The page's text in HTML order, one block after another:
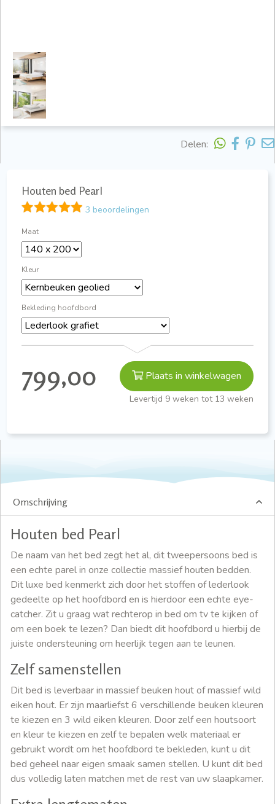
Delen:
Houten bed Pearl
3 beoordelingen
Maat
Kleur
Bekleding hoofdbord
799,00 Plaats in winkelwagen
Levertijd 9 weken tot 13 weken
Omschrijving
Houten bed Pearl
De naam van het bed zegt het al, dit tweepersoons bed is
een echte parel in onze collectie massief houten bedden.
Dit luxe bed kenmerkt zich door het stoffen of lederlook
gedeelte op het hoofdbord en is hierdoor een echte eye-
catcher. Zit u graag wat rechterop in bed om tv te kijken of
om een boek te lezen? Dan biedt dit hoofdbord u hierbij de
juiste ondersteuning om heerlijk tegen aan te leunen.
Zelf samenstellen
Dit bed is leverbaar in massief beuken hout of massief wild
eiken hout. Er zijn maarliefst 6 verschillende beuken kleuren
te kiezen en 3 wild eiken kleuren. Door zelf een houtsoort
en kleur te kiezen en zelf te bepalen welk materiaal er
gebruikt wordt om het hoofdbord te bekleden, kunt u dit
bed geheel naar eigen smaak samen stellen. U kunt dit bed
dus volledig laten matchen met de rest van uw slaapkamer.